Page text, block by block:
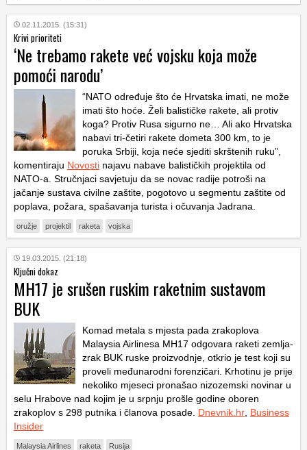
02.11.2015. (15:31)
Krivi prioriteti
‘Ne trebamo rakete već vojsku koja može
pomoći narodu’
“NATO određuje što će Hrvatska imati, ne može
imati što hoće. Želi balističke rakete, ali protiv
koga? Protiv Rusa sigurno ne… Ali ako Hrvatska
nabavi tri-četiri rakete dometa 300 km, to je
poruka Srbiji, koja neće sjediti skrštenih ruku”,
komentiraju Novosti najavu nabave balističkih projektila od
NATO-a. Stručnjaci savjetuju da se novac radije potroši na
jačanje sustava civilne zaštite, pogotovo u segmentu zaštite od
poplava, požara, spašavanja turista i očuvanja Jadrana.
oružje projektil raketa vojska
19.03.2015. (21:18)
Ključni dokaz
MH17 je srušen ruskim raketnim sustavom
BUK
Komad metala s mjesta pada zrakoplova
Malaysia Airlinesa MH17 odgovara raketi zemlja-
zrak BUK ruske proizvodnje, otkrio je test koji su
proveli međunarodni forenzičari. Krhotinu je prije
nekoliko mjeseci pronašao nizozemski novinar u
selu Hrabove nad kojim je u srpnju prošle godine oboren
zrakoplov s 298 putnika i članova posade. Dnevnik.hr, Business
Insider
Malaysia Airlines raketa Rusija